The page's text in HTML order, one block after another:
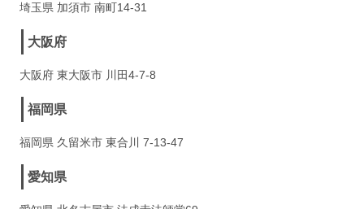
埼玉県 加須市 南町14-31
大阪府
大阪府 東大阪市 川田4-7-8
福岡県
福岡県 久留米市 東合川 7-13-47
愛知県